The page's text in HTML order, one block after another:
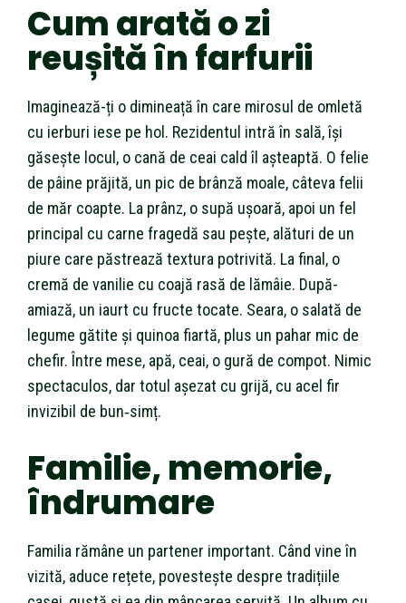
Cum arată o zi
reușită în farfurii
Imaginează-ți o dimineață în care mirosul de omletă
cu ierburi iese pe hol. Rezidentul intră în sală, își
găsește locul, o cană de ceai cald îl așteaptă. O felie
de pâine prăjită, un pic de brânză moale, câteva felii
de măr coapte. La prânz, o supă ușoară, apoi un fel
principal cu carne fragedă sau pește, alături de un
piure care păstrează textura potrivită. La final, o
cremă de vanilie cu coajă rasă de lămâie. După-
amiază, un iaurt cu fructe tocate. Seara, o salată de
legume gătite și quinoa fiartă, plus un pahar mic de
chefir. Între mese, apă, ceai, o gură de compot. Nimic
spectaculos, dar totul așezat cu grijă, cu acel fir
invizibil de bun‑simț.
Familie, memorie,
îndrumare
Familia rămâne un partener important. Când vine în
vizită, aduce rețete, povestește despre tradițiile